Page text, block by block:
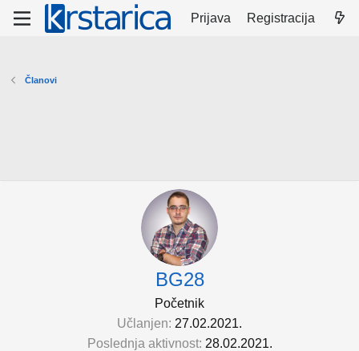
Prijava Registracija
Članovi
BG28
Početnik
Učlanjen 27.02.2021.
Poslednja aktivnost 28.02.2021.